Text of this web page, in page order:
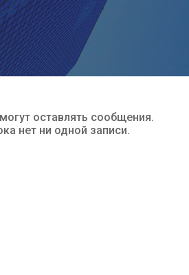
оставлять сообщения.
нет ни одной записи.